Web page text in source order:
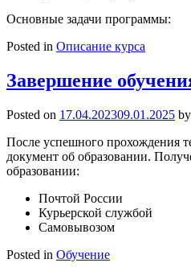
Основные задачи программы:
Posted in Описание курса
Завершение
Posted on 17.04.202309.01.2025 by
После успешного прохождения
документ об образовании.
образовании:
Почтой России
Курьерской службой
Самовывозом
Posted in Обучение